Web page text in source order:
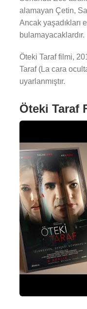
alamayan Çetin,
Ancak yaşadıkları
bulamayacaklardır.
Öteki Taraf filmi,
Taraf (La cara
uyarlanmıştır.
Öteki Taraf